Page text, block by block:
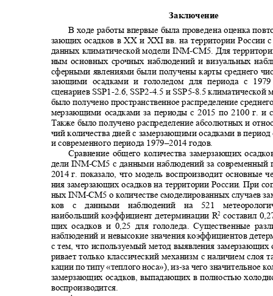
Заключение
В ходе работы впервые была проведена оценка
зающих осадков вXXи XXIвв. на территории России
данных климатической моделиINM-CM5. Для
ным основных срочных наблюдений и визуальных
сферными явлениями были получены карты среднего
зающими осадками и гололедом для периода с
сценариев SSP1-2.6, SSP2-4.5 и SSP5-8.5 климатической
было получено пространственное распределение
мерзающими осадками за периоды с 2015 по 2100 г.
Также было получено распределение абсолютных и
чий количества дней с замерзающими осадками в
и современного периода 1979–2014 годов.
Сравнение общего количества замерзающих
делиINM-CM5 с данными наблюдений за
2014 г. показало, что модель воспроизводит основные
ния замерзающих осадков на территории России. При
ныхINM-CM5 о количестве смоделированных случаев
ков с данными наблюдений на 521
наибольший коэффициент детерминации R2 составил
щих осадков и 0,25 для гололеда. Существенные
наблюдений и невысокие значения коэффициентов
с тем, что используемый метод выявления
ривает только классический механизм с наличием слоя
кации по типу «теплого носа»), из-за чего значительное
замерзающих осадков, выпадающих в полностью
воспроизводится.